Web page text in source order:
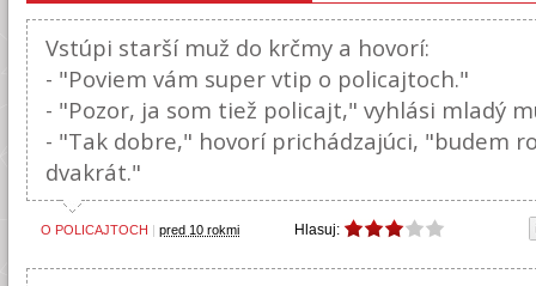
Vstúpi starší muž do krčmy a hovorí:
- "Poviem vám super vtip o policajtoch."
- "Pozor, ja som tiež policajt," vyhlási mladý
- "Tak dobre," hovorí prichádzajúci, "budem
dvakrát."
O POLICAJTOCH | pred 10 rokmi Hlasuj: